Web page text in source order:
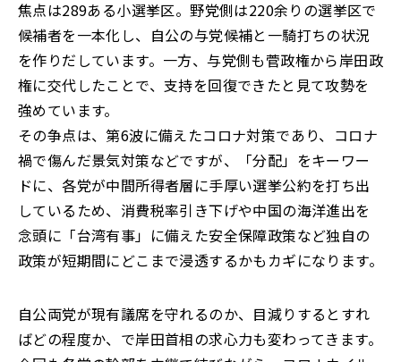
焦点は289ある小選挙区。野党側は220余りの選挙区で
候補者を一本化し、自公の与党候補と一騎打ちの状況
を作りだしています。一方、与党側も菅政権から岸田政
権に交代したことで、支持を回復できたと見て攻勢を
強めています。
その争点は、第6波に備えたコロナ対策であり、コロナ
禍で傷んだ景気対策などですが、「分配」をキーワー
ドに、各党が中間所得者層に手厚い選挙公約を打ち出
しているため、消費税率引き下げや中国の海洋進出を
念頭に「台湾有事」に備えた安全保障政策など独自の
政策が短期間にどこまで浸透するかもカギになります。
自公両党が現有議席を守れるのか、目減りするとすれ
ばどの程度か、で岸田首相の求心力も変わってきます。